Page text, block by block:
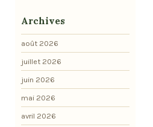
Archives
août 2026
juillet 2026
juin 2026
mai 2026
avril 2026